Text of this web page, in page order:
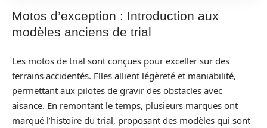
Motos d’exception : Introduction aux
modèles anciens de trial
Les motos de trial sont conçues pour exceller sur des
terrains accidentés. Elles allient légèreté et maniabilité,
permettant aux pilotes de gravir des obstacles avec
aisance. En remontant le temps, plusieurs marques ont
marqué l’histoire du trial, proposant des modèles qui sont